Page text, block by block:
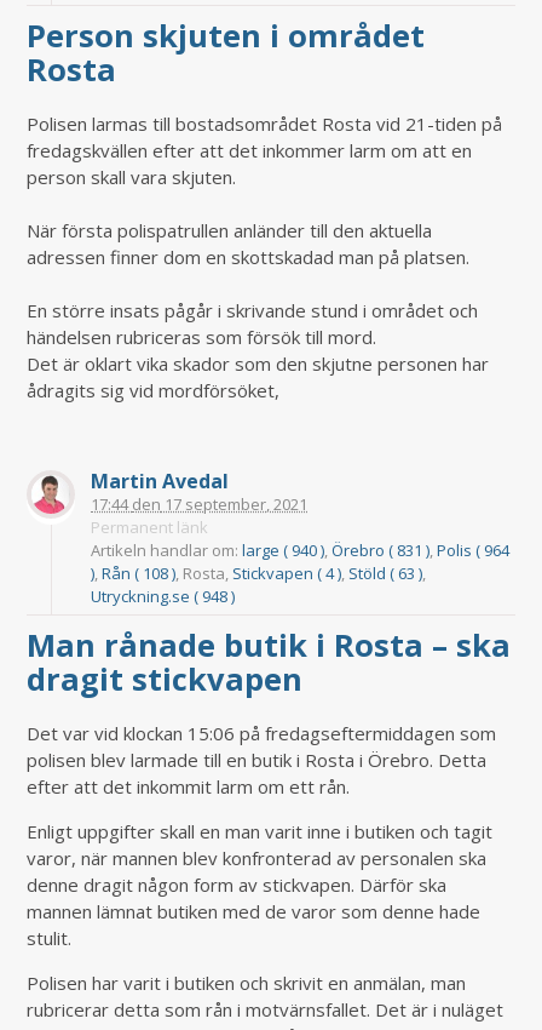
Person skjuten i området
Rosta
Polisen larmas till bostadsområdet Rosta vid 21-tiden på
fredagskvällen efter att det inkommer larm om att en
person skall vara skjuten.
När första polispatrullen anländer till den aktuella
adressen finner dom en skottskadad man på platsen.
En större insats pågår i skrivande stund i området och
händelsen rubriceras som försök till mord.
Det är oklart vika skador som den skjutne personen har
ådragits sig vid mordförsöket,
Martin Avedal
17:44den 17 september, 2021
Permanent länk
Artikeln handlar om:large ( 940 ),Örebro ( 831 ),Polis ( 964
),Rån ( 108 ), Rosta, Stickvapen ( 4 ), Stöld ( 63 ),
Utryckning.se ( 948 )
Man rånade butik i Rosta – ska
dragit stickvapen
Det var vid klockan 15:06 på fredagseftermiddagen som
polisen blev larmade till en butik i Rosta i Örebro. Detta
efter att det inkommit larm om ett rån.
Enligt uppgifter skall en man varit inne i butiken och tagit
varor, när mannen blev konfronterad av personalen ska
denne dragit någon form av stickvapen. Därför ska
mannen lämnat butiken med de varor som denne hade
stulit.
Polisen har varit i butiken och skrivit en anmälan, man
rubricerar detta som rån i motvärnsfallet. Det är i nuläget